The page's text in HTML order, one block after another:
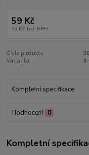
59 Kč
53 Kč bez DPH
Číslo produktu:
Varianta:
Kompletní specifikace
Hodnocení 0
Kompletní